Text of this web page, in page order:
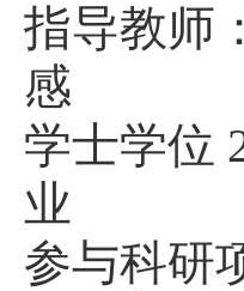
指导教师
感
学士学位
业
参与科研